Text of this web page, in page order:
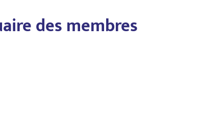
des membres